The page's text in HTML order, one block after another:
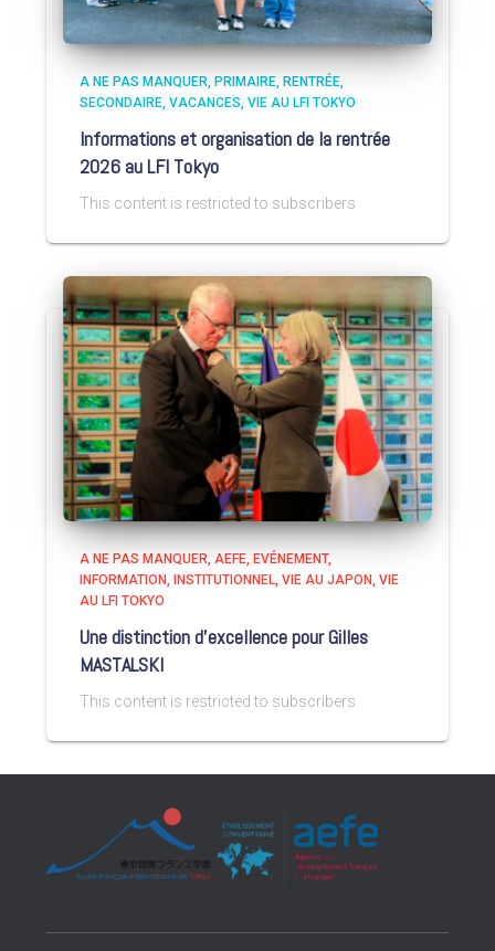
A NE PAS MANQUER PRIMAIRE RENTRÉE
SECONDAIRE VACANCES VIE AU LFI TOKYO
Informations et organisation de la rentrée
2026 au LFI Tokyo
This content is restricted to subscribers
A NE PAS MANQUER AEFE EVÉNEMENT
INFORMATION
INSTITUTIONNEL VIE AU JAPON VIE
AU LFI TOKYO
Une distinction d’excellence pour Gilles
MASTALSKI
This content is restricted to subscribers